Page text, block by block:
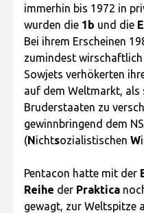
immerhin bis 1972 in
wurden die 1b und die
Bei ihrem Erscheinen
zumindest
Sowjets verhökerten
auf dem Weltmarkt, als
Bruderstaaten zu
gewinnbringend dem
(Nichtsozialistischen W
Pentacon hatte mit der
Reihe der Praktica
gewagt, zur Weltspitze